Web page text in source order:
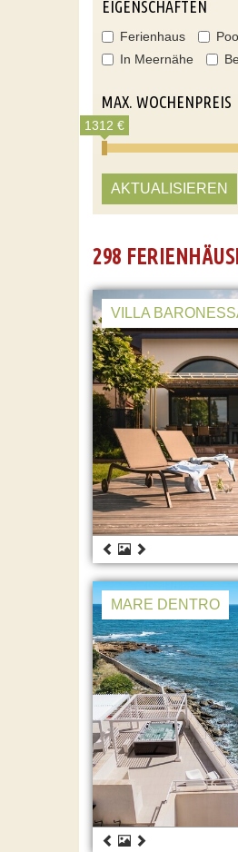
EIGENSCHAFTEN
Ferienhaus
In Meernähe
MAX. WOCHENPREIS
1312 €
AKTUALISIEREN
298
VILLA
MARE DENTRO